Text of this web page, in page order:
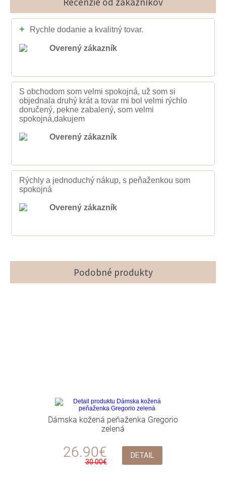
+ Rychle dodanie a kvalitný tovar.
Overený zákazník
S obchodom som velmi spokojná, už som si
objednala druhý krát a tovar mi bol velmi rýchlo
doručený, pekne zabalený, som velmi
spokojná,dakujem
Overený zákazník
Rýchly a jednoduchý nákup, s peňaženkou som
spokojná
Overený zákazník
Podobné produkty
Dámska kožená peňaženka Gregorio
zelená
26.90€
30.00€
DETAIL